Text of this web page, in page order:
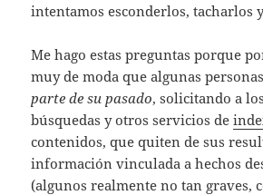
intentamos esconderlos, tacharlos
Me hago estas preguntas porque
muy de moda que algunas
parte de su pasado, solicitando a
búsquedas y otros servicios de
contenidos, que quiten de sus
información vinculada a hechos
(algunos realmente no tan graves,